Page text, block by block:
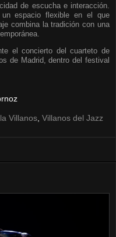
de escucha e interacción.
un espacio flexible en el que
combina la tradición con una
el concierto del cuarteto de
de Madrid, dentro del festival
Villanos Villanos del Jazz